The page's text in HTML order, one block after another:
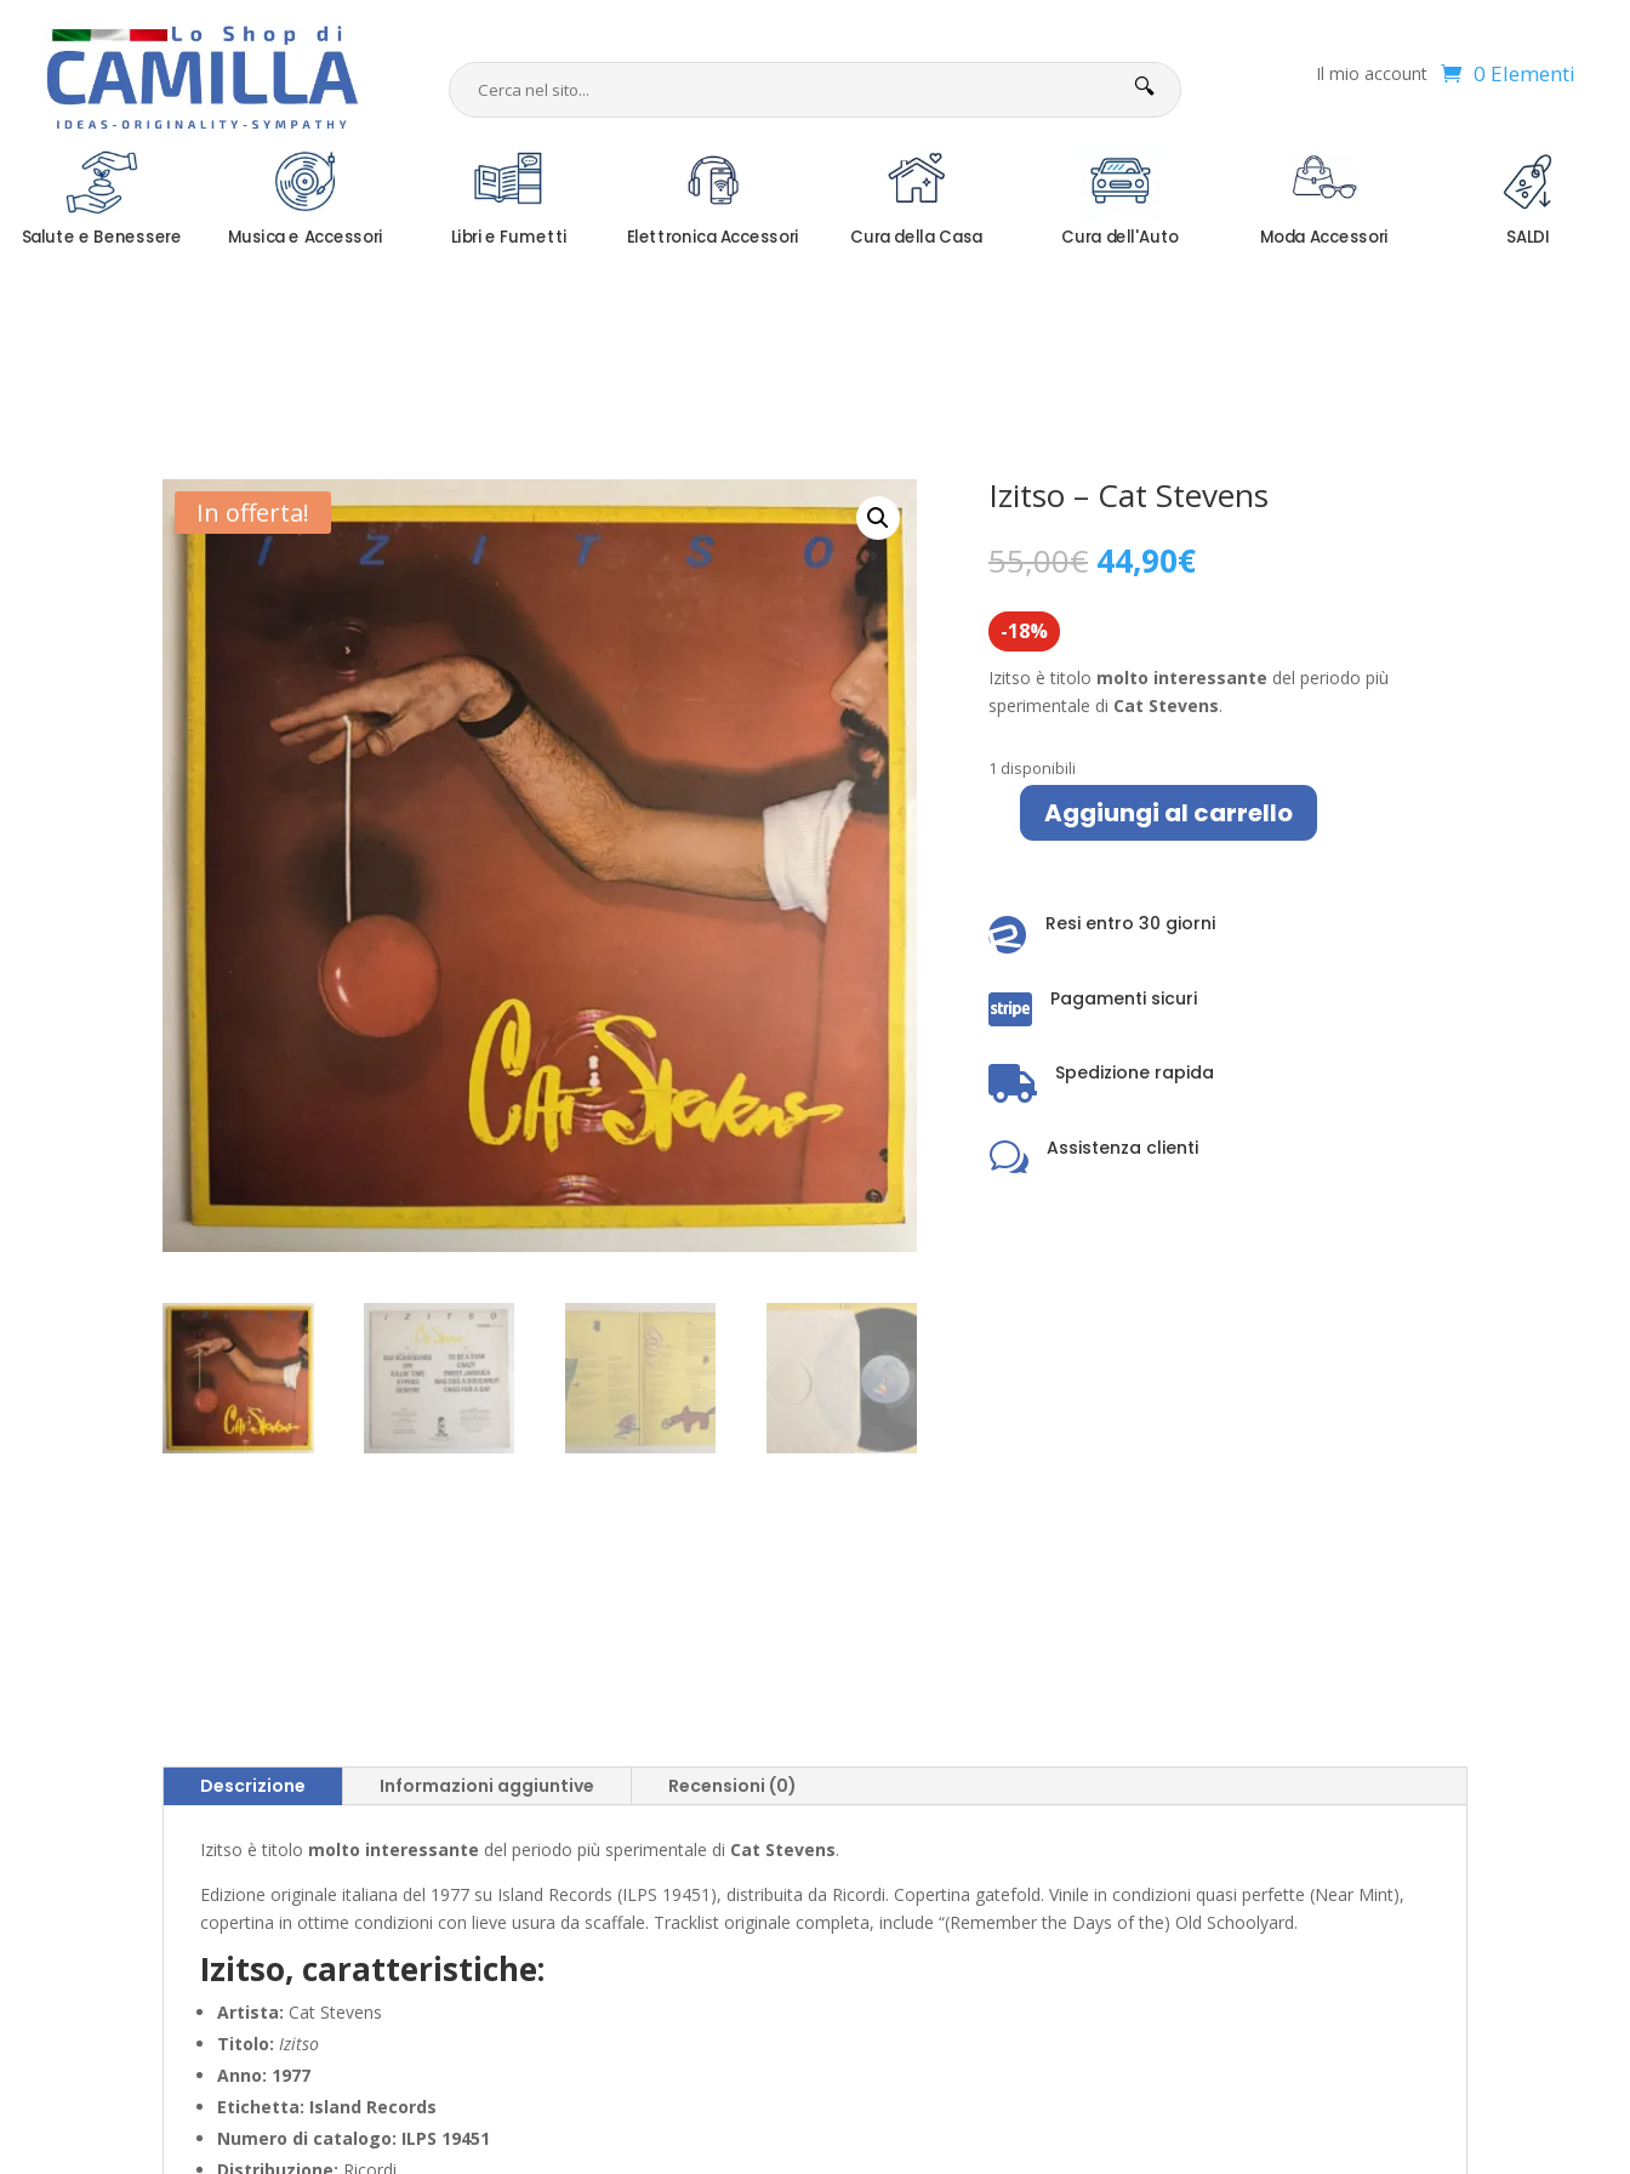
🔍 Il mio account 0 Elementi
Salute e Benessere Musica e Accessori Libri e Fumetti Elettronica Accessori Cura della Casa Cura dell'Auto Moda Accessori SALDI
In offerta!
Izitso – Cat Stevens
55,00€ Il
prezzo
55,00€.
44,90€Il
prezzo
44,90€.
-18%
Izitso è titolo molto interessante del periodo più
sperimentale di Cat Stevens.
1 disponibili
Izitso
quantità
Aggiungi al carrello
 Resi entro 30 giorni
 Pagamenti sicuri
 Spedizione rapida
w Assistenza clienti
Descrizione Informazioni aggiuntive Recensioni (0)
Izitso è titolo molto interessante del periodo più sperimentale di Cat Stevens.
Edizione originale italiana del 1977 su Island Records (ILPS 19451), distribuita da Ricordi. Copertina gatefold. Vinile in condizioni quasi perfette (Near Mint),
copertina in ottime condizioni con lieve usura da scaffale. Tracklist originale completa, include “(Remember the Days of the) Old Schoolyard.
Izitso, caratteristiche:
Artista: Cat Stevens
Titolo: Izitso
Anno: 1977
Etichetta: Island Records
Numero di catalogo: ILPS 19451
Distribuzione: Ricordi